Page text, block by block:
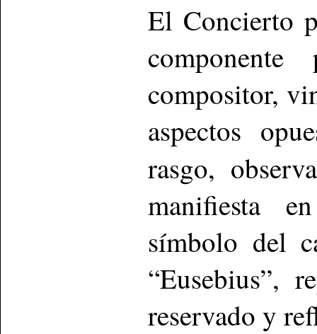
El Concierto
compositor,
aspectos
rasgo,
manifiesta
símbolo del
“Eusebius”,
reservado y